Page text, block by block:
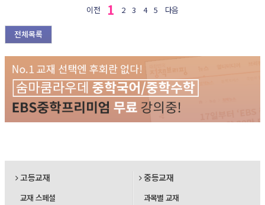
이전 1 2 3 4 5 다음
전체목록
고등교재
교재 스페셜
중등교재
과목별 교재